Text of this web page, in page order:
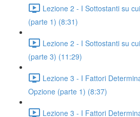
Lezione 2 - I Sottostanti su
(parte 1) (8:31)
Lezione 2 - I Sottostanti su
(parte 3) (11:29)
Lezione 3 - I Fattori
Opzione (parte 1) (8:37)
Lezione 3 - I Fattori